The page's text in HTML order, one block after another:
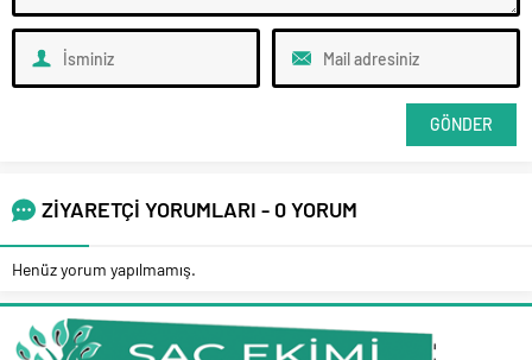
ZİYARETÇİ YORUMLARI - 0 YORUM
Henüz yorum yapılmamış.